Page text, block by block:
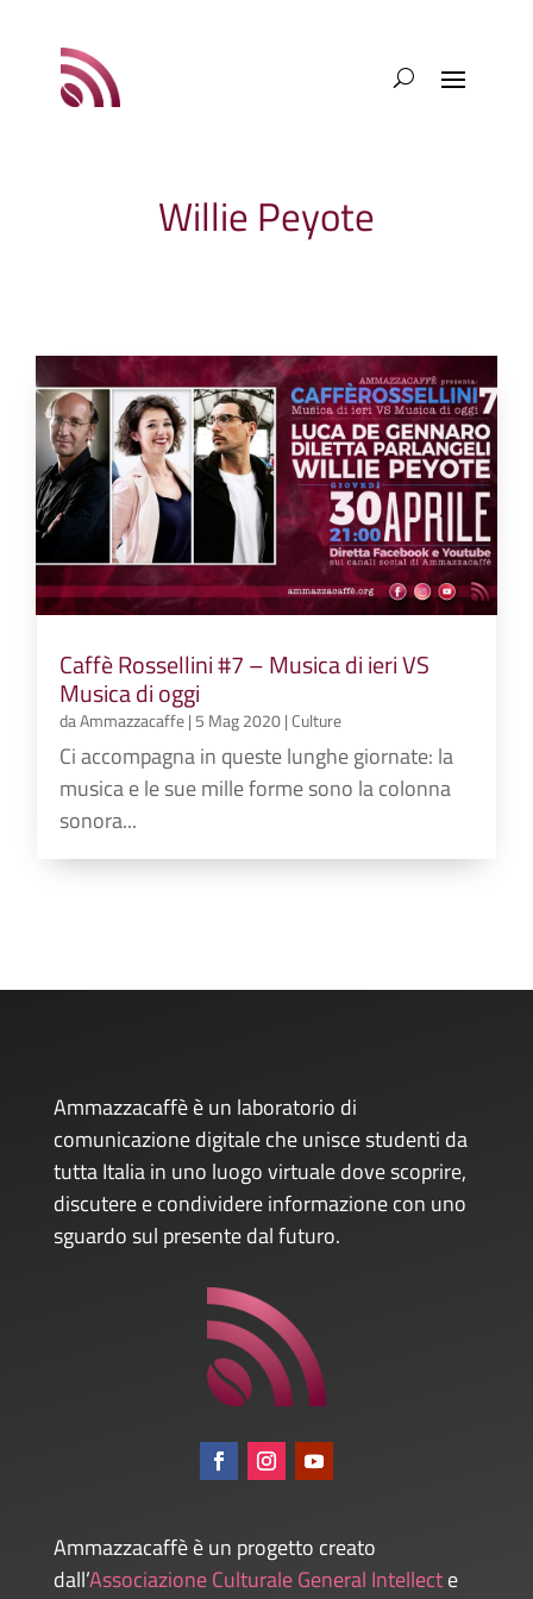
Willie Peyote
Caffè Rossellini #7 – Musica di ieri VS
Musica di oggi
daAmmazzacaffe| 5 Mag 2020|Culture
Ci accompagna in queste lunghe giornate: la
musica e le sue mille forme sono la colonna
sonora...
Ammazzacaffè è un laboratorio di
comunicazione digitale che unisce studenti da
tutta Italia in uno luogo virtuale dove scoprire,
discutere e condividere informazione con uno
sguardo sul presente dal futuro.
Ammazzacaffè è un progetto creato
dall’Associazione Culturale General Intellecte